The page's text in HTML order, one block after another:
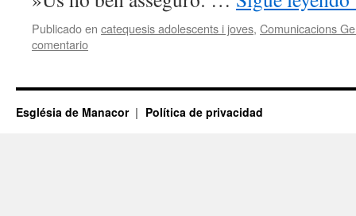
Publicado en catequesis adolescents i joves, Comunicacions
comentario
Església de Manacor Política de privacidad